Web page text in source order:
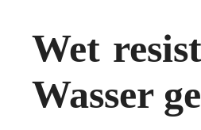
Wet
Wasser